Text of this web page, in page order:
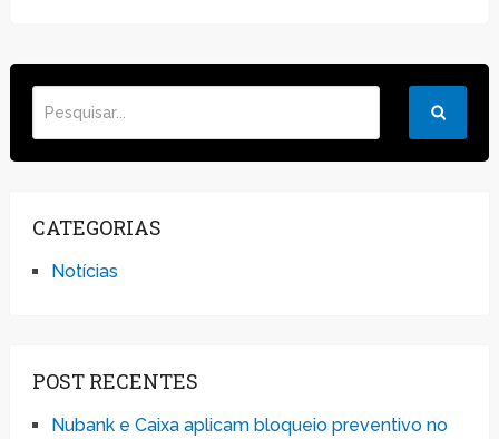
CATEGORIAS
Notícias
POST RECENTES
Nubank e Caixa aplicam bloqueio preventivo no